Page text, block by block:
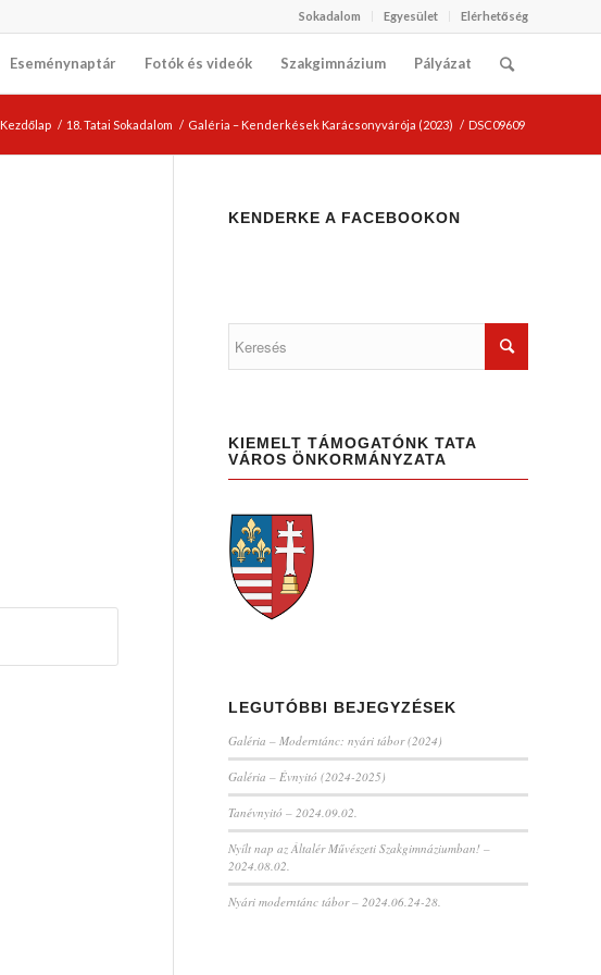
Sokadalom Egyesület Elérhetőség
Eseménynaptár Fotók és videók Szakgimnázium Pályázat
Kezdőlap / 18. Tatai Sokadalom / Galéria – Kenderkések Karácsonyvárója (2023) / DSC09609
KENDERKE A FACEBOOKON
KIEMELT TÁMOGATÓNK TATA
VÁROS ÖNKORMÁNYZATA
LEGUTÓBBI BEJEGYZÉSEK
Galéria – Moderntánc: nyári tábor (2024)
Galéria – Évnyitó (2024-2025)
Tanévnyitó – 2024.09.02.
Nyílt nap az Általér Művészeti Szakgimnáziumban! –
2024.08.02.
Nyári moderntánc tábor – 2024.06.24-28.